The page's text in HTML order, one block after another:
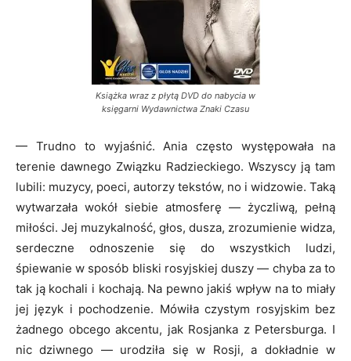
Książka wraz z płytą DVD do nabycia w
księgarni Wydawnictwa Znaki Czasu
— Trudno to wyjaśnić. Ania często występowała na
terenie dawnego Związku Radzieckiego. Wszyscy ją tam
lubili: muzycy, poeci, autorzy tekstów, no i widzowie. Taką
wytwarzała wokół siebie atmosferę — życzliwą, pełną
miłości. Jej muzykalność, głos, dusza, zrozumienie widza,
serdeczne odnoszenie się do wszystkich ludzi,
śpiewanie w sposób bliski rosyjskiej duszy — chyba za to
tak ją kochali i kochają. Na pewno jakiś wpływ na to miały
jej język i pochodzenie. Mówiła czystym rosyjskim bez
żadnego obcego akcentu, jak Rosjanka z Petersburga. I
nic dziwnego — urodziła się w Rosji, a dokładnie w